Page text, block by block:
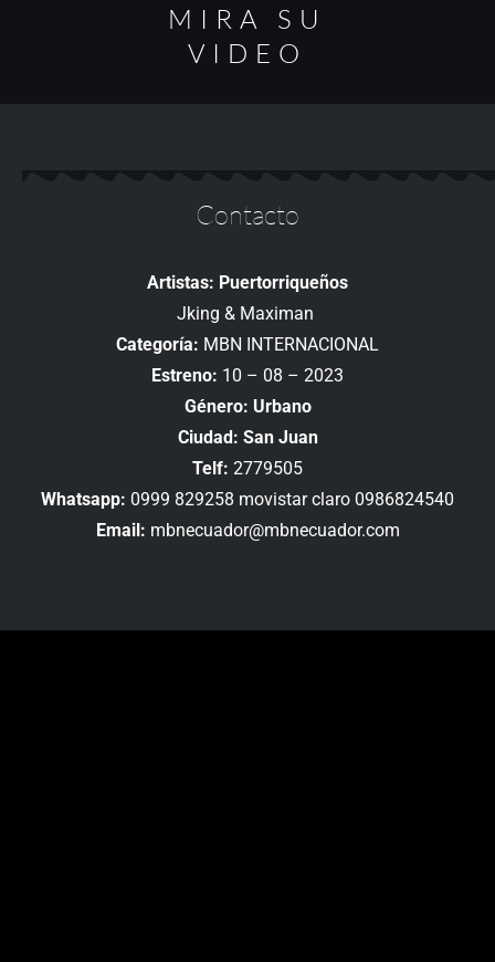
MIRA SU
VIDEO
Contacto
Artistas: Puertorriqueños
Jking & Maximan
Categoría: MBN INTERNACIONAL
Estreno: 10 – 08 – 2023
Género: Urbano
Ciudad: San Juan
Telf: 2779505
Whatsapp: 0999 829258 movistar claro 0986824540
Email: mbnecuador@mbnecuador.com